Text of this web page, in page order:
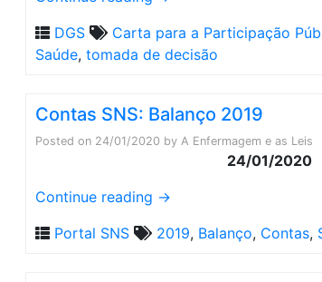
DGS
Carta para a Participação
Saúde, tomada de decisão
Contas SNS: Balanço 2019
Posted on 24/01/2020 by A Enfermagem e as Leis
24/01/2020
Continue reading →
Portal SNS
2019, Balanço, Contas,